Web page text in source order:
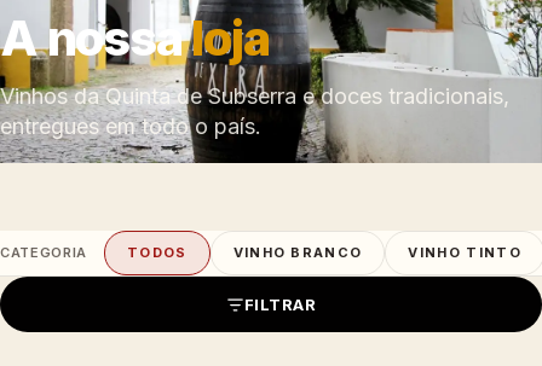
A nossaloja
Vinhos da Quinta de Subserra e doces tradicionais,
entregues em todo o país.
CATEGORIA TODOS VINHO BRANCO VINHO TINTO
FILTRAR